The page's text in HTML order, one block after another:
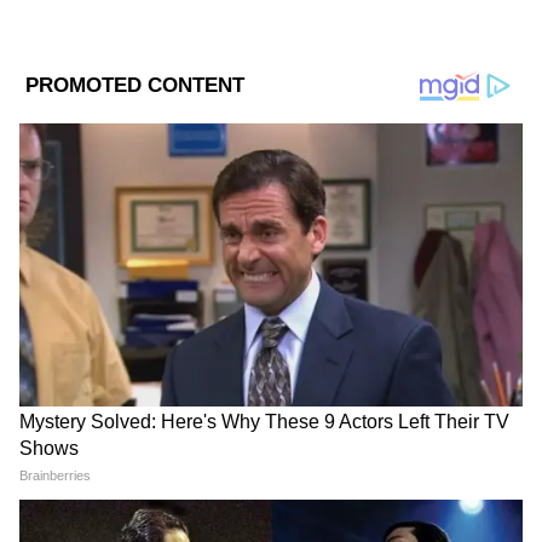
মুষলধারে বৃষ্টিপাতের কারণে বিমান চলাচলও
ব্যাহত হয়েছে, দিল্লি বিমানবন্দরে অবতরণের জন্য
নির্ধারিত দশটি ফ্লাইট অন্য দিকে ঘুরিয়ে দেওয়া
হয়েছে। আটটি ফ্লাইট জয়পুরে এবং দুটি লখনউতে
পুনঃনির্দেশিত হয়েছিল। ইন্ডিগো এয়ারলাইন্স প্রস্থান
এবং আগমনে চলমান বিলম্বের কথা জানিয়েছে, যা
সকাল পর্যন্ত অব্যাহত থাকবে বলে আশা করা হচ্ছে।
তীব্র খারাপ আবহাওয়ার ফলে দিল্লির শিক্ষামন্ত্রী
আতিশি মার্লিনা বৃহস্পতিবার ১ আগস্ট রাজধানীতে
স্কুলগুলি বন্ধ রাখার ঘোষণা করেছেন।
DOWNLOAD APP
RECOMMENDED STORIES